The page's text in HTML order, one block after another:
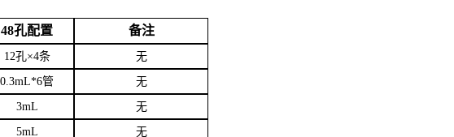
48孔配置 备注
12孔×4条 无
0.3mL*6管 无
3mL 无
5mL 无